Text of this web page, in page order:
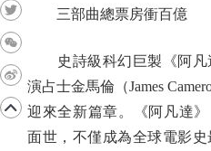
三部曲總票房衝百億
史詩級科幻巨製《阿凡
演占士金馬倫（James
迎來全新篇章。《阿凡達》
面世，不僅成為全球電影